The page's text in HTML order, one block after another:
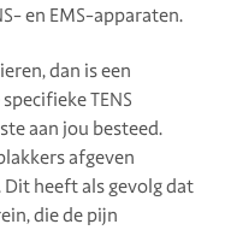
en EMS-apparaten.
dan is een
TENS
aan jou besteed.
afgeven
heeft als gevolg dat
die de pijn